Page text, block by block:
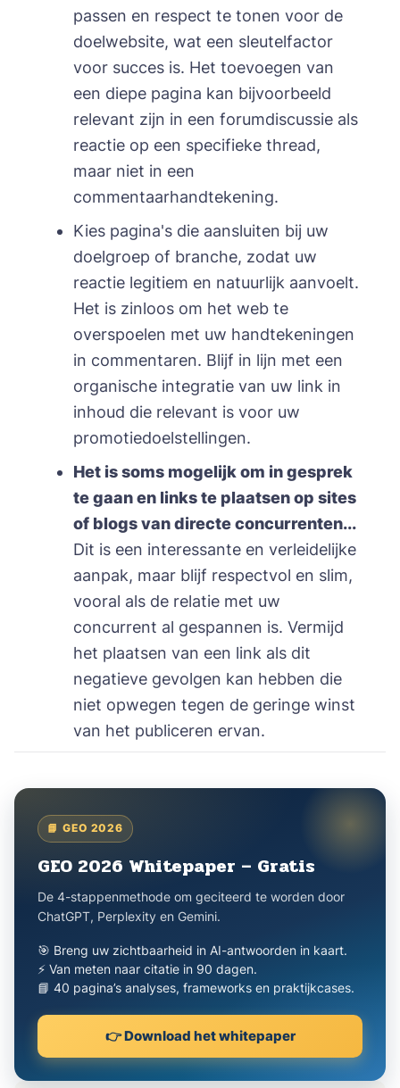
passen en respect te tonen voor de
doelwebsite, wat een sleutelfactor
voor succes is. Het toevoegen van
een diepe pagina kan bijvoorbeeld
relevant zijn in een forumdiscussie als
reactie op een specifieke thread,
maar niet in een
commentaarhandtekening.
Kies pagina's die aansluiten bij uw
doelgroep of branche, zodat uw
reactie legitiem en natuurlijk aanvoelt.
Het is zinloos om het web te
overspoelen met uw handtekeningen
in commentaren. Blijf in lijn met een
organische integratie van uw link in
inhoud die relevant is voor uw
promotiedoelstellingen.
Het is soms mogelijk om in gesprek
te gaan en links te plaatsen op sites
of blogs van directe concurrenten...
Dit is een interessante en verleidelijke
aanpak, maar blijf respectvol en slim,
vooral als de relatie met uw
concurrent al gespannen is. Vermijd
het plaatsen van een link als dit
negatieve gevolgen kan hebben die
niet opwegen tegen de geringe winst
van het publiceren ervan.
📘 GEO 2026
GEO 2026 Whitepaper – Gratis
De 4-stappenmethode om geciteerd te worden door
ChatGPT, Perplexity en Gemini.
🎯 Breng uw zichtbaarheid in AI-antwoorden in kaart.
⚡ Van meten naar citatie in 90 dagen.
📘 40 pagina’s analyses, frameworks en praktijkcases.
👉 Download het whitepaper